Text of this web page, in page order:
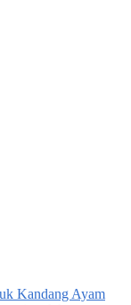
Kandang Ayam